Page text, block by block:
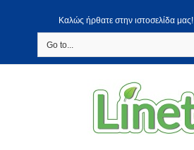
Kαλώς ήρθατε στην ιστοσελίδα μας!
Go to...